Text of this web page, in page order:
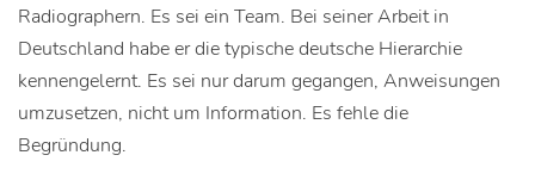
Radiographern. Es sei ein Team. Bei seiner Arbeit in
Deutschland habe er die typische deutsche Hierarchie
kennengelernt. Es sei nur darum gegangen, Anweisungen
umzusetzen, nicht um Information. Es fehle die
Begründung.